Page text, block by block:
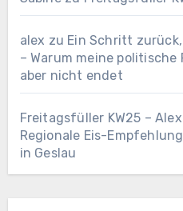
alex zu Ein Schritt
– Warum meine politische
aber nicht endet
Freitagsfüller KW25 –
Regionale Eis-
in Geslau